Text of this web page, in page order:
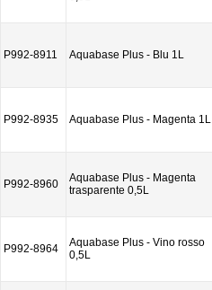
P992-8911 Aquabase Plus - Blu 1L
P992-8935 Aquabase Plus - Magenta 1L
P992-8960
Aquabase Plus - Magenta
trasparente 0,5L
P992-8964
Aquabase Plus - Vino rosso
0,5L